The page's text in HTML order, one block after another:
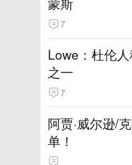
7
Lowe：杜伦
之一
7
阿贾·威尔逊/
单！